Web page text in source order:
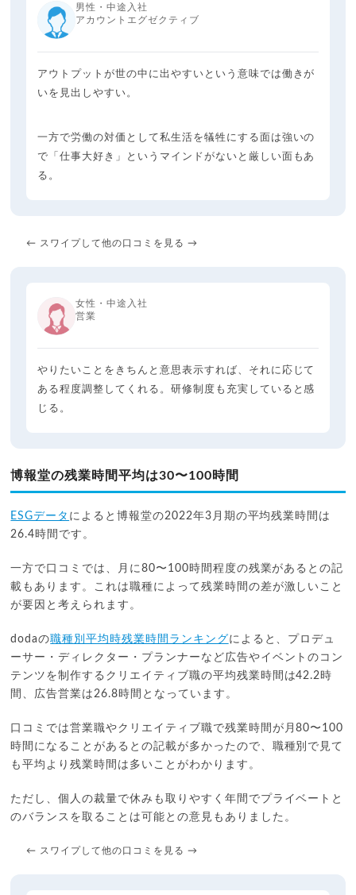
男性・中途入社
アカウントエグゼクティブ
アウトプットが世の中に出やすいという意味では働きが
いを見出しやすい。
一方で労働の対価として私生活を犠牲にする面は強いの
で「仕事大好き」というマインドがないと厳しい面もあ
る。
← スワイプして他の口コミを見る →
女性・中途入社
営業
やりたいことをきちんと意思表示すれば、それに応じて
ある程度調整してくれる。研修制度も充実していると感
じる。
博報堂の残業時間平均は30〜100時間
ESGデータ によると博報堂の2022年3月期の平均残業時間は
26.4時間です。
一方で口コミでは、月に80〜100時間程度の残業があるとの記
載もあります。これは職種によって残業時間の差が激しいこと
が要因と考えられます。
dodaの職種別平均時残業時間ランキングによると、プロデュ
ーサー・ディレクター・プランナーなど広告やイベントのコン
テンツを制作するクリエイティブ職の平均残業時間は42.2時
間、広告営業は26.8時間となっています。
口コミでは営業職やクリエイティブ職で残業時間が月80〜100
時間になることがあるとの記載が多かったので、職種別で見て
も平均より残業時間は多いことがわかります。
ただし、個人の裁量で休みも取りやすく年間でプライベートと
のバランスを取ることは可能との意見もありました。
← スワイプして他の口コミを見る →